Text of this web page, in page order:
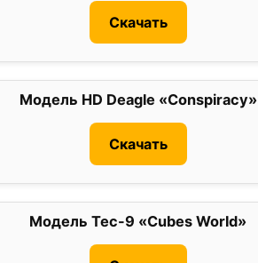
Скачать
Модель HD Deagle «Conspiracy»
Скачать
Модель Tec-9 «Cubes World»